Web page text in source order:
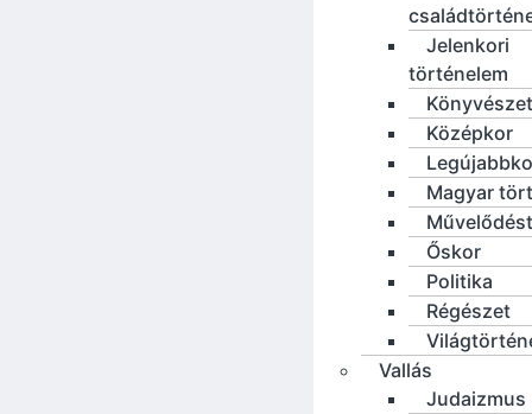
Jelenkori
történelem
Könyvészet
Középkor
Magyar
Őskor
Politika
Régészet
Vallás
Judaizmus